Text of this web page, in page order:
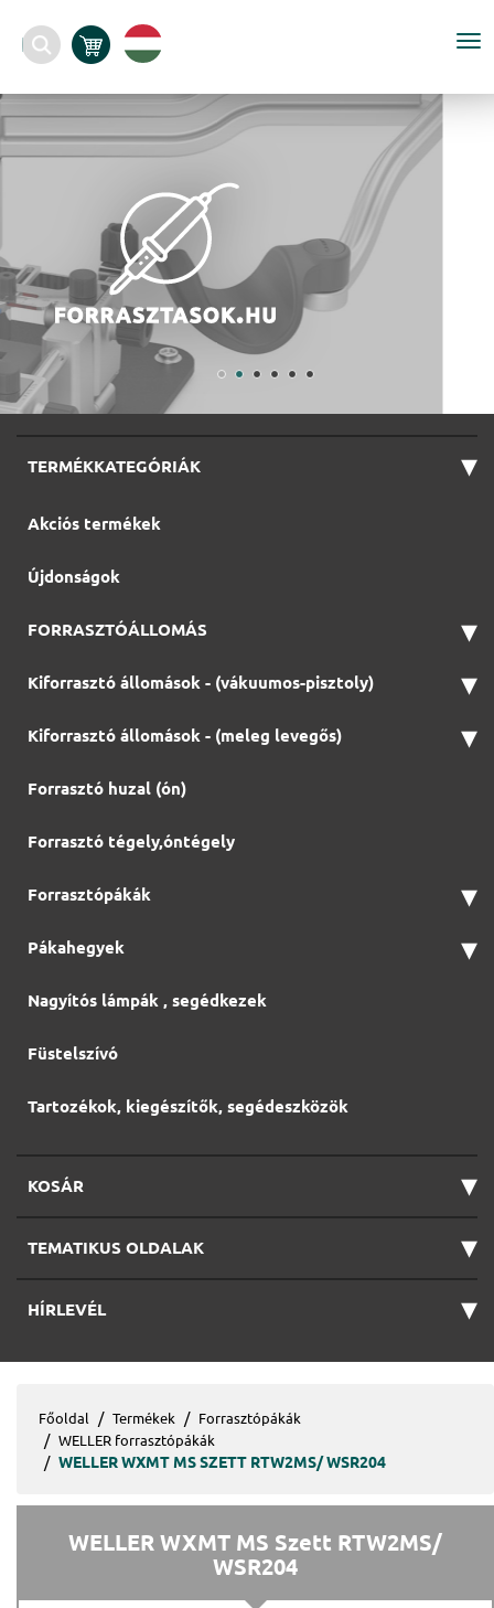
TERMÉKKATEGÓRIÁK ▾
Akciós termékek
Újdonságok
FORRASZTÓÁLLOMÁS ▾
Kiforrasztó állomások - (vákuumos-pisztoly) ▾
Kiforrasztó állomások - (meleg levegős) ▾
Forrasztó huzal (ón)
Forrasztó tégely,óntégely
Forrasztópákák ▾
Pákahegyek ▾
Nagyítós lámpák , segédkezek
Füstelszívó
Tartozékok, kiegészítők, segédeszközök
KOSÁR ▾
TEMATIKUS OLDALAK ▾
HÍRLEVÉL ▾
Főoldal Termékek
Forrasztópákák
WELLER forrasztópákák
WELLER WXMT MS SZETT RTW2MS/ WSR204
WELLER WXMT MS Szett RTW2MS/
WSR204